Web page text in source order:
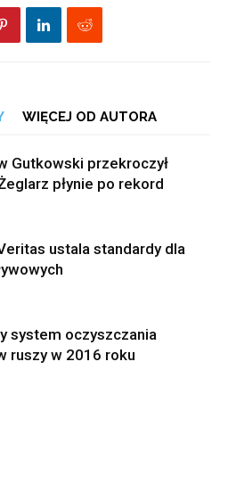
WIĘCEJ OD AUTORA
Gutkowski przekroczył
płynie po rekord
ustala standardy dla
system oczyszczania
ruszy w 2016 roku